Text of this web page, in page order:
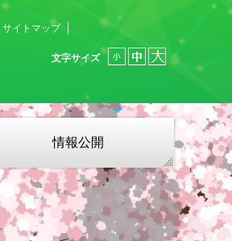
サイトマップ
文字サイズ
情報公開